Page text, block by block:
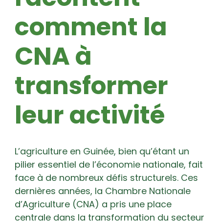
comment la
CNA à
transformer
leur activité
L’agriculture en Guinée, bien qu’étant un
pilier essentiel de l’économie nationale, fait
face à de nombreux défis structurels. Ces
dernières années, la Chambre Nationale
d’Agriculture (CNA) a pris une place
centrale dans la transformation du secteur